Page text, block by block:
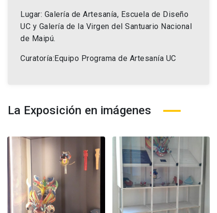
Lugar: Galería de Artesanía, Escuela de Diseño
UC y Galería de la Virgen del Santuario Nacional
de Maipú.
Curatoría:Equipo Programa de Artesanía UC
La Exposición en imágenes